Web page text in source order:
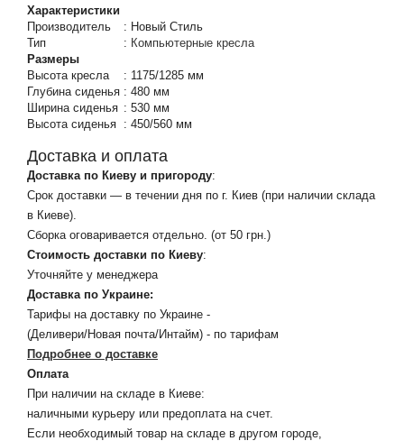
Характеристики
Производитель
: Новый Стиль
Тип
: Компьютерные кресла
Размеры
Высота кресла
: 1175/1285 мм
Глубина сиденья : 480 мм
Ширина сиденья : 530 мм
Высота сиденья : 450/560 мм
Доставка и оплата
Доставка по Киеву и пригороду:
Срок доставки — в течении дня по г. Киев (при наличии склада
в Киеве).
Сборка оговаривается отдельно. (от 50 грн.)
Стоимость доставки по Киеву:
Уточняйте у менеджера
Доставка по Украине:
Тарифы на доставку по Украине -
(Деливери/Новая почта/Интайм) - по тарифам
Подробнее о доставке
Оплата
При наличии на складе в Киеве:
наличными курьеру или предоплата на счет.
Если необходимый товар на складе в другом городе,